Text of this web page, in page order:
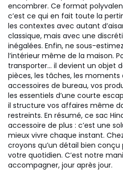
encombrer. Ce format
c’est ce qui en fait toute la
les contextes avec autant
classique, mais avec une
inégalées. Enfin, ne sous-
l’intérieur même de la maison.
transporter… il devient un objet
pièces, les tâches, les moments
accessoires de bureau, vos
les essentiels d’une courte
il structure vos affaires même
restreints. En résumé, ce sac
accessoire de plus : c’est une
mieux vivre chaque instant.
croyons qu’un détail bien
votre quotidien. C’est notre
accompagner, jour après jour.